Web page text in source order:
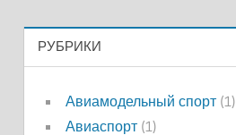
РУБРИКИ
Авиамодельный спорт(1)
Авиаспорт(1)